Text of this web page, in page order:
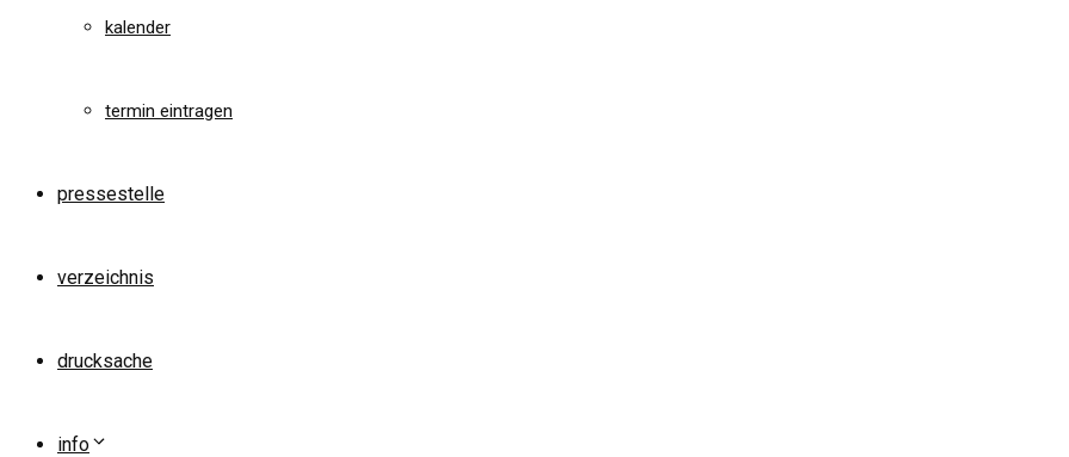
kalender
termin eintragen
pressestelle
verzeichnis
drucksache
info